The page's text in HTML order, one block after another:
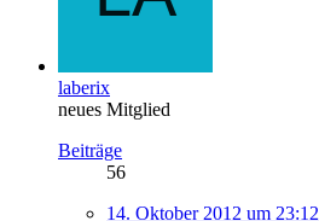
laberix
neues Mitglied
Beiträge
56
14. Oktober 2012 um 23:12